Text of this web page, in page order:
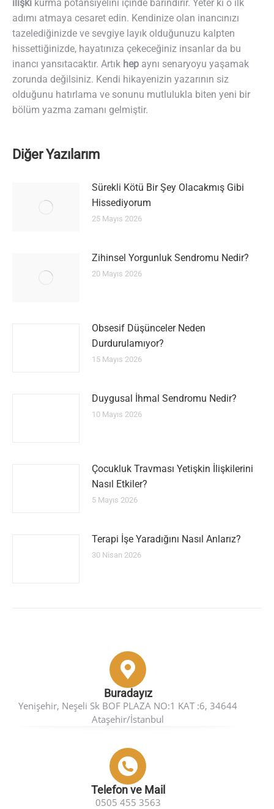
ilişki kurma potansiyelini içinde barındırır. Yeter ki o ilk
adımı atmaya cesaret edin. Kendinize olan inancınızı
tazelediğinizde ve sevgiye layık olduğunuzu kalpten
hissettiğinizde, hayatınıza çekeceğiniz insanlar da bu
inancı yansıtacaktır. Artık hep aynı senaryoyu yaşamak
zorunda değilsiniz. Kendi hikayenizin yazarının siz
olduğunu hatırlama ve sonunu mutlulukla biten yeni bir
bölüm yazma zamanı gelmiştir.
Diğer Yazılarım
Sürekli Kötü Bir Şey Olacakmış Gibi
Hissediyorum
25 Mayıs 2026
Zihinsel Yorgunluk Sendromu Nedir?
20 Mayıs 2026
Obsesif Düşünceler Neden
Durdurulamıyor?
15 Mayıs 2026
Duygusal İhmal Sendromu Nedir?
10 Mayıs 2026
Çocukluk Travması Yetişkin İlişkilerini
Nasıl Etkiler?
5 Mayıs 2026
Terapi İşe Yaradığını Nasıl Anlarız?
30 Nisan 2026
Buradayız
Yenişehir, Neşeli Sk BOF PLAZA NO:1 KAT :6, 34644
Ataşehir/İstanbul
Telefon ve Mail
0505 455 3563